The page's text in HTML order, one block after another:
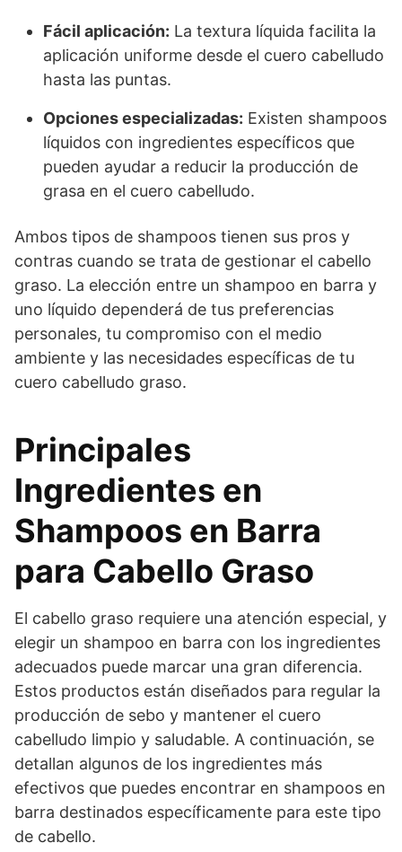
Fácil aplicación: La textura líquida facilita la
aplicación uniforme desde el cuero cabelludo
hasta las puntas.
Opciones especializadas: Existen shampoos
líquidos con ingredientes específicos que
pueden ayudar a reducir la producción de
grasa en el cuero cabelludo.
Ambos tipos de shampoos tienen sus pros y
contras cuando se trata de gestionar el cabello
graso. La elección entre un shampoo en barra y
uno líquido dependerá de tus preferencias
personales, tu compromiso con el medio
ambiente y las necesidades específicas de tu
cuero cabelludo graso.
Principales
Ingredientes en
Shampoos en Barra
para Cabello Graso
El cabello graso requiere una atención especial, y
elegir un shampoo en barra con los ingredientes
adecuados puede marcar una gran diferencia.
Estos productos están diseñados para regular la
producción de sebo y mantener el cuero
cabelludo limpio y saludable. A continuación, se
detallan algunos de los ingredientes más
efectivos que puedes encontrar en shampoos en
barra destinados específicamente para este tipo
de cabello.